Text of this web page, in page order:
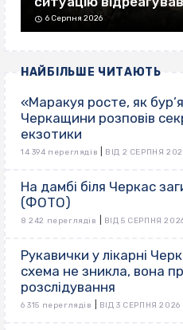
6 Серпня 2026
НАЙБІЛЬШЕ ЧИТАЮТЬ
«Маракуя росте, як
Черкащини розповів
екзотики
14 394 переглядів ВІД 2 СЕРПНЯ
На дамбі біля Черкас
(ФОТО)
8 242 переглядів ВІД 5 СЕРПНЯ
Рукавички у лікарні
схема не зникла, вона
розслідування
6 315 переглядів ВІД 3 СЕРПНЯ 2026